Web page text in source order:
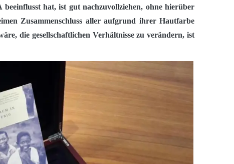
hat, ist gut nachzuvollziehen, ohne hierüber
Zusammenschluss aller aufgrund ihrer Hautfarbe
die gesellschaftlichen Verhältnisse zu verändern, ist